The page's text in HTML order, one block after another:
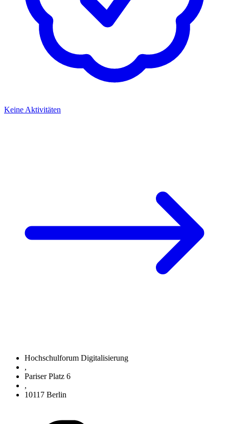
Keine Aktivitäten
Hochschulforum Digitalisierung
,
Pariser Platz 6
,
10117 Berlin